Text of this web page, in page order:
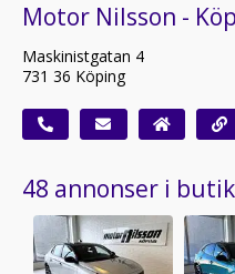
Motor Nilsson -
Maskinistgatan 4
731 36 Köping
48 annonser i